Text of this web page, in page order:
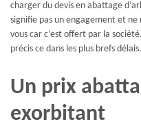
charger du devis en abattage
signifie pas un engagement et
vous car c’est offert par la
précis ce dans les plus brefs
Un prix
exorbitant